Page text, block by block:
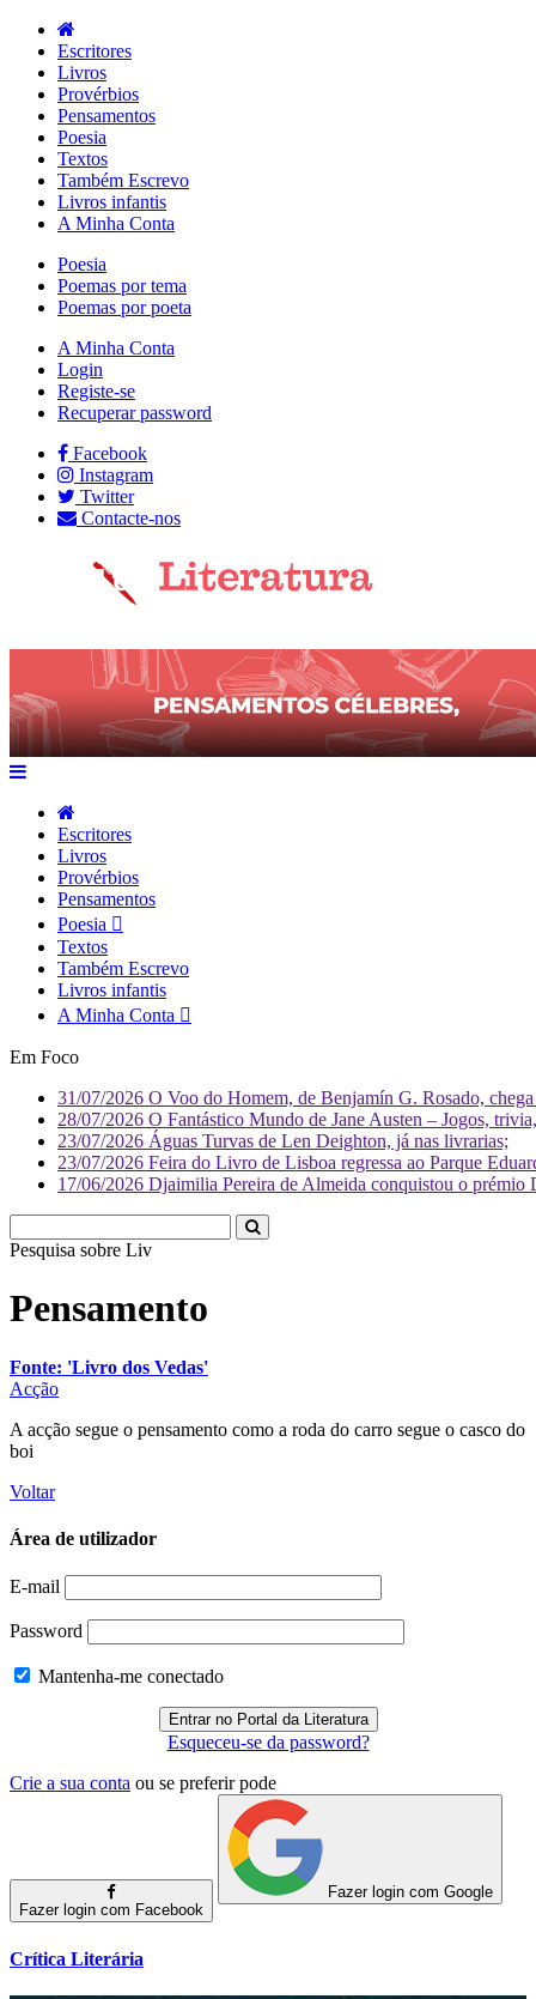
Escritores
Livros
Provérbios
Pensamentos
Poesia
Textos
Também Escrevo
Livros infantis
A Minha Conta
Poesia
Poemas por tema
Poemas por poeta
A Minha Conta
Login
Registe-se
Recuperar password
Facebook
Instagram
Twitter
Contacte-nos
Escritores
Livros
Provérbios
Pensamentos
Poesia
Textos
Também Escrevo
Livros infantis
A Minha Conta
Em Foco
31/07/2026 O Voo do Homem, de Benjamín G. Rosado,
28/07/2026 O Fantástico Mundo de Jane Austen – Jogos,
23/07/2026 Águas Turvas de Len Deighton, já nas livrarias;
23/07/2026 Feira do Livro de Lisboa regressa ao Parque
17/06/2026 Djaimilia Pereira de Almeida conquistou o
Pesquisa sobre Literatura
Pensamento
Fonte: 'Livro dos Vedas'
Acção
A acção segue o pensamento como a roda do carro segue o casco do
boi
Voltar
Área de utilizador
E-mail
Password
Mantenha-me conectado
Esqueceu-se da password?
Crie a sua conta ou se preferir pode
Fazer login com Facebook
Fazer login com Google
Crítica Literária